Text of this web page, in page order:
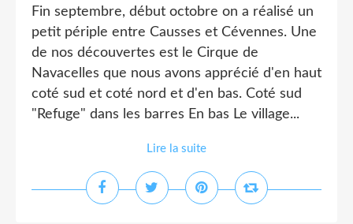
Fin septembre, début octobre on a réalisé un
petit périple entre Causses et Cévennes. Une
de nos découvertes est le Cirque de
Navacelles que nous avons apprécié d'en haut
coté sud et coté nord et d'en bas. Coté sud
"Refuge" dans les barres En bas Le village...
Lire la suite